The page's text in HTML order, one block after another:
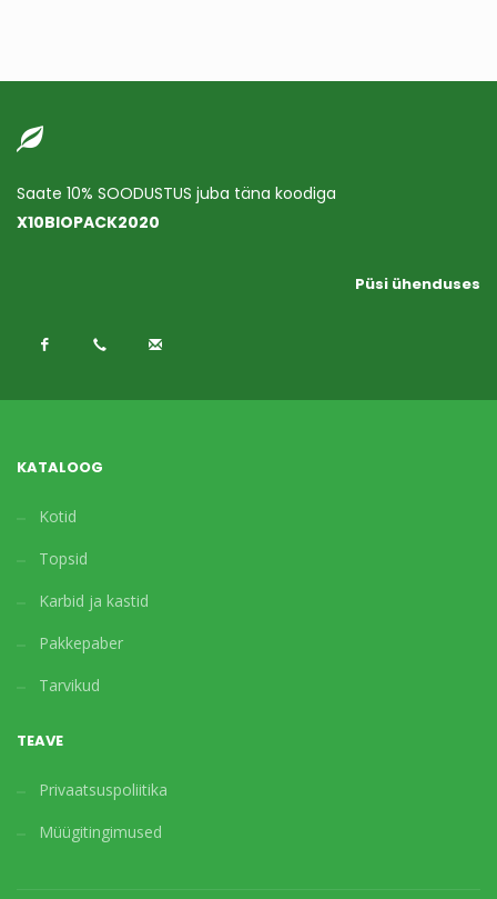
Saate 10% SOODUSTUS juba täna koodiga
X10BIOPACK2020
Püsi ühenduses
KATALOOG
Kotid
Topsid
Karbid ja kastid
Pakkepaber
Tarvikud
TEAVE
Privaatsuspoliitika
Müügitingimused